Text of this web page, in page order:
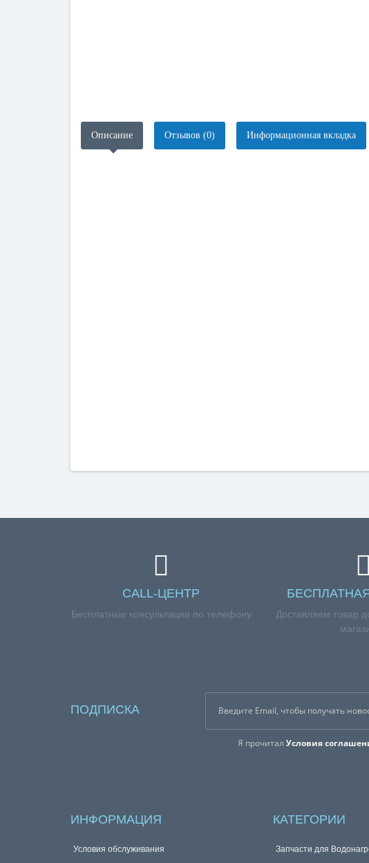
Описание Отзывов (0) Информационная вкладка
CALL-ЦЕНТР
Бесплатные консультации по телефону
Доставляем товар
ПОДПИСКА
Я прочиталУсловия
ИНФОРМАЦИЯ
Условия обслуживания
КАТЕГОРИИ
Запчасти для